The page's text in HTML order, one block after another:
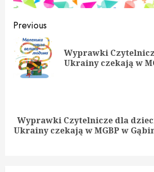
Continue
Reading
Previous
Wyprawki
Ukrainy czekają w
Next
post:
Wyprawki Czytelnicze dla
Ukrainy czekają w MGBP w